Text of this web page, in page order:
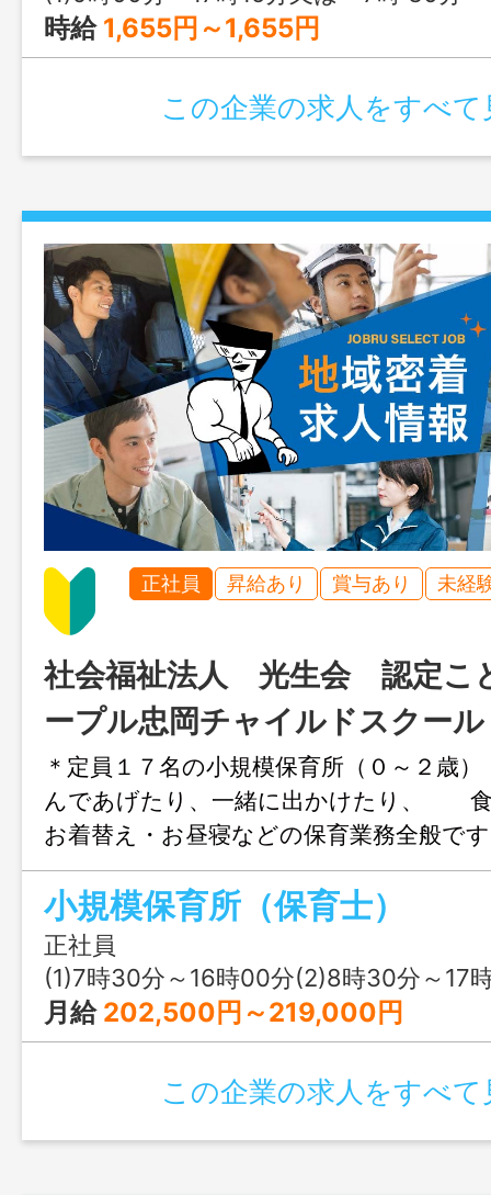
時給 1,655円～1,655円
この企業の求人をすべて
正社員 昇給あり 賞与あり 未経
社会福祉法人 光生会 認定
ープル忠岡チャイルドスクール
＊定員１７名の小規模保育所（０～２
んであげたり、一緒に出かけたり、
お着替え・お昼寝などの保育業務全般
達の成長を間近で感じながら、一緒に
くっていきましょう。 ※ブランクのあ
で未経験の方も大丈夫！ ・～ 急募
囲：変更なし】
小規模保育所（保育士）
正社員
(1)7時30分～16時00分(2)8時30分～17時00分
月給 202,500円～219,000円
この企業の求人をすべて